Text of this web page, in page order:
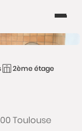
2ème étage
Toulouse